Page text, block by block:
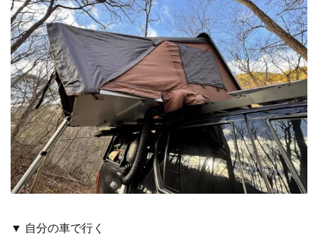
▼ 自分の車で行く